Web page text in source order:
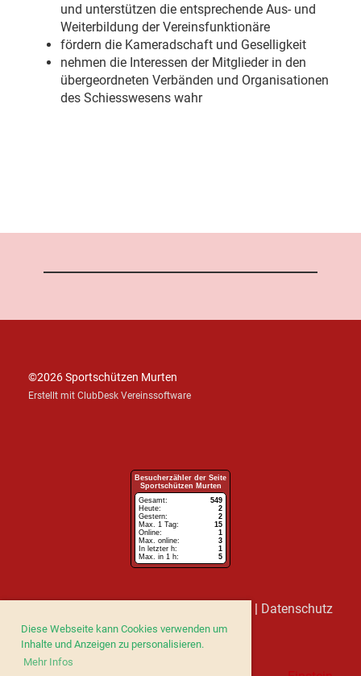
Diese Webseite kann Cookies verwenden um
Inhalte und Anzeigen zu personalisieren.
Mehr Infos
und unterstützen die entsprechende Aus- und
Weiterbildung der Vereinsfunktionäre
fördern die Kameradschaft und Geselligkeit
nehmen die Interessen der Mitglieder in den
übergeordneten Verbänden und Organisationen
des Schiesswesens wahr
©2026Sportschützen Murten
Erstellt mit ClubDesk Vereinssoftware
Besucherzähler der Seite
Sportschützen Murten
Gesamt:
549
Heute:
2
Gestern:
2
Max. 1 Tag:
15
Online:
1
Max. online:
3
In letzter h:
1
Max. in 1 h:
5
| Datenschutz